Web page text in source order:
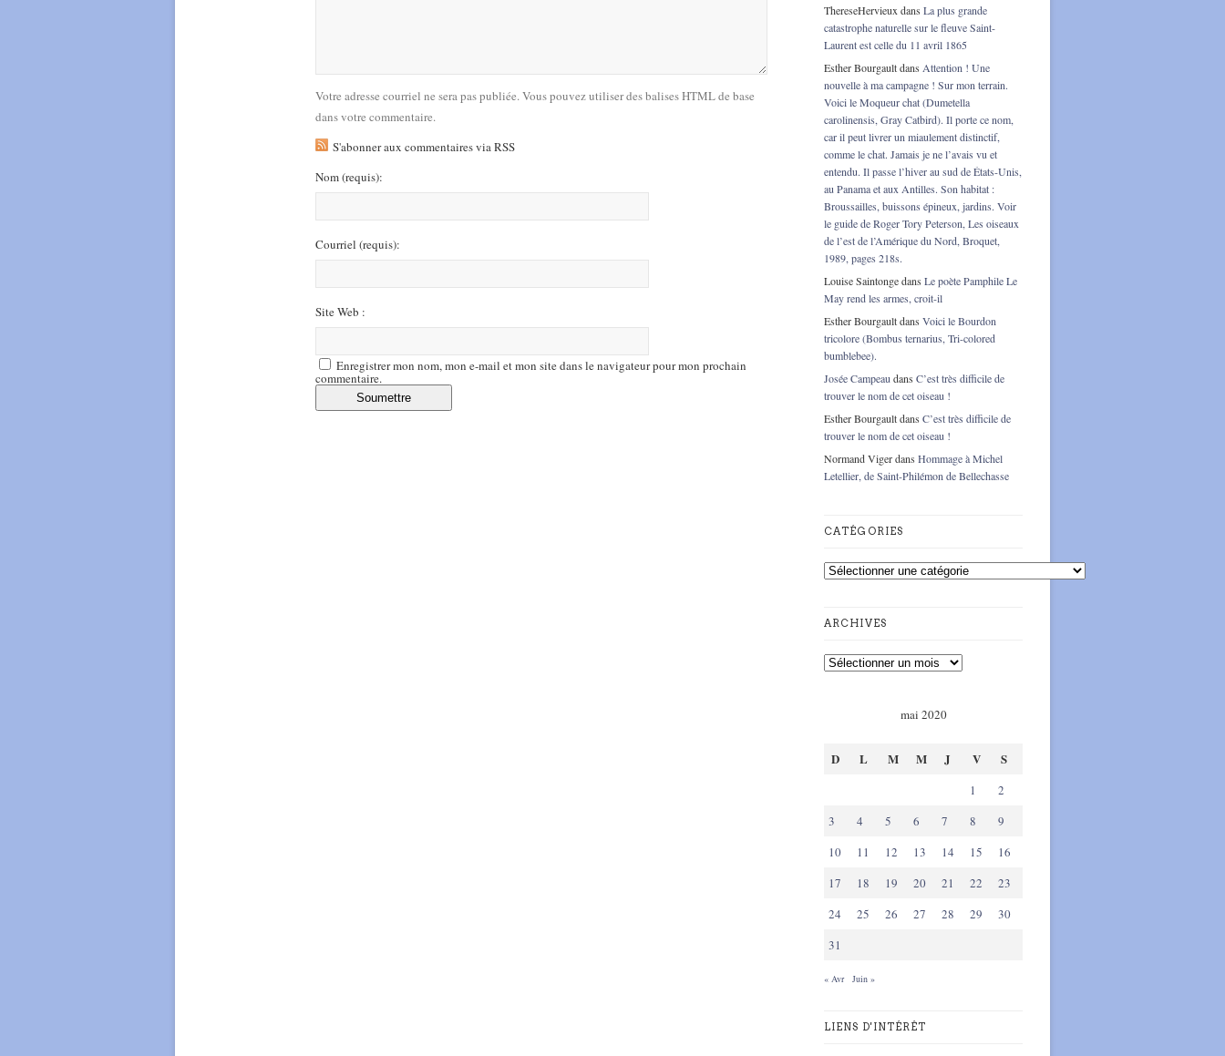
Votre adresse courriel ne sera pas publiée. Vous pouvez utiliser des balises HTML de base
dans votre commentaire.
S'abonner aux commentaires via RSS
Nom(requis):
Courriel (requis):
Site Web :
Enregistrer mon nom, mon e-mail et mon site dans le navigateur pour mon prochain
commentaire.
ThereseHervieux dans La plus grande
catastrophe naturelle sur le fleuve Saint-
Laurent est celle du 11 avril 1865
Esther Bourgaultdans Attention ! Une
nouvelle à ma campagne ! Sur mon terrain.
Voici le Moqueur chat (Dumetella
carolinensis, Gray Catbird). Il porte ce nom,
car il peut livrer un miaulement distinctif,
comme le chat. Jamais je ne l’avais vu et
entendu. Il passe l’hiver au sud de États-Unis,
au Panama et aux Antilles. Son habitat :
Broussailles, buissons épineux, jardins. Voir
le guide de Roger Tory Peterson, Les oiseaux
de l’est de l’Amérique du Nord, Broquet,
1989, pages 218s.
Louise Saintongedans Le poète Pamphile Le
May rend les armes, croit-il
Esther Bourgaultdans Voici le Bourdon
tricolore (Bombus ternarius, Tri-colored
bumblebee).
Josée Campeau dans C’est très difficile de
trouver le nom de cet oiseau !
Esther Bourgaultdans C’est très difficile de
trouver le nom de cet oiseau !
Normand Vigerdans Hommage à Michel
Letellier, de Saint-Philémon de Bellechasse
CATÉGORIES
ARCHIVES
mai 2020
D L M M J V S
1
2
3
4 5 6 7 8
9
10
11 12 13 14 15
16
17
18 19 20 21 22
23
24
25 26 27 28 29
30
31
« Avr Juin »
LIENS D'INTÉRÊT